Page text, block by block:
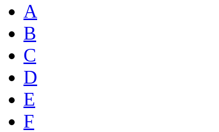
A
B
C
D
E
F